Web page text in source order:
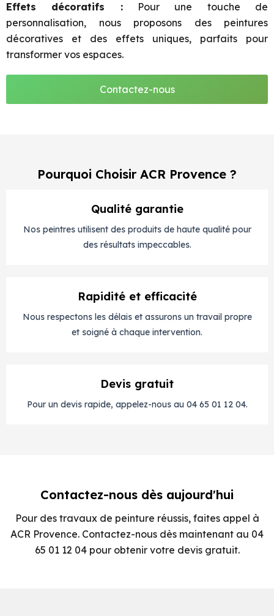
Effets décoratifs :Pour une touche de
personnalisation, nous proposons des peintures
décoratives et des effets uniques, parfaits pour
transformer vos espaces.
Contactez-nous
Pourquoi Choisir ACR Provence ?
Qualité garantie
Nos peintres utilisent des produits de haute qualité pour
des résultats impeccables.
Rapidité et efficacité
Nous respectons les délais et assurons un travail propre
et soigné à chaque intervention.
Devis gratuit
Pour un devis rapide, appelez-nous au 04 65 01 12 04.
Contactez-nous dès aujourd'hui
Pour des travaux de peinture réussis, faites appel à
ACR Provence. Contactez-nous dès maintenant au 04
65 01 12 04 pour obtenir votre devis gratuit.